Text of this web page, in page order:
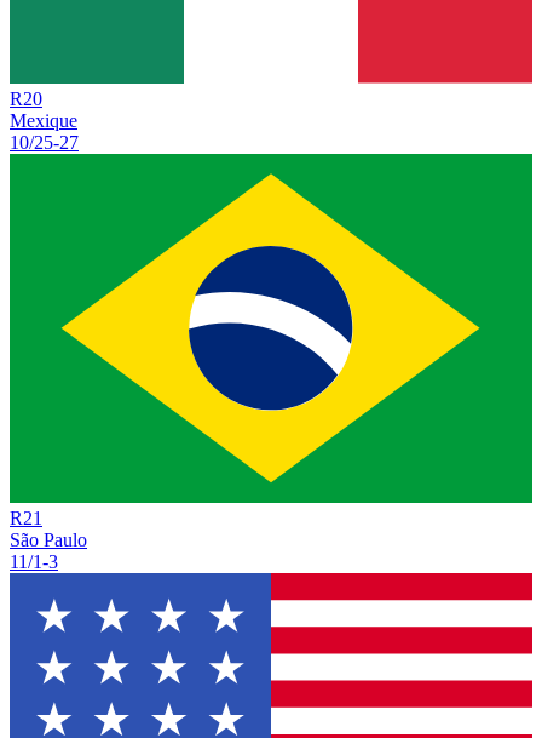
R20
Mexique
10/25-27
R21
São Paulo
11/1-3